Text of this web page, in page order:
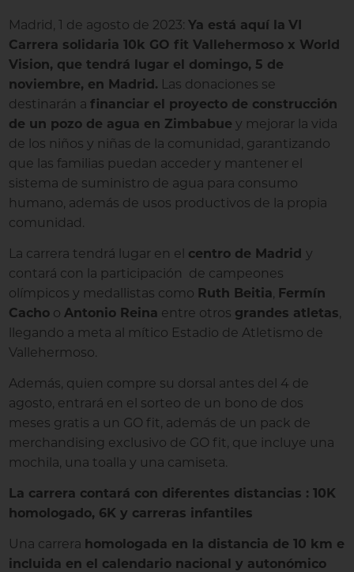
Madrid, 1 de agosto de 2023: Ya está aquí la VI
Carrera solidaria 10k GO fit Vallehermoso x World
Vision, que tendrá lugar el domingo, 5 de
noviembre, en Madrid. Las donaciones se
destinarán a financiar el proyecto de construcción
de un pozo de agua en Zimbabue y mejorar la vida
de los niños y niñas de la comunidad, garantizando
que las familias puedan acceder y mantener el
sistema de suministro de agua para consumo
humano, además de usos productivos de la propia
comunidad.
La carrera tendrá lugar en el centro de Madrid y
contará con la participación de campeones
olímpicos y medallistas como Ruth Beitia, Fermín
Cachoo Antonio Reina entre otros grandes atletas,
llegando a meta al mítico Estadio de Atletismo de
Vallehermoso.
Además, quien compre su dorsal antes del 4 de
agosto, entrará en el sorteo de un bono de dos
meses gratis a un GO fit, además de un pack de
merchandising exclusivo de GO fit, que incluye una
mochila, una toalla y una camiseta.
La carrera contará con diferentes distancias : 10K
homologado, 6K y carreras infantiles
Una carrera homologada en la distancia de 10 km e
incluida en el calendario nacional y autonómico